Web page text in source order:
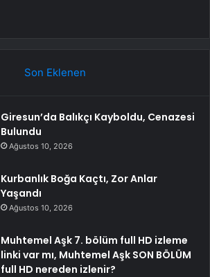
Son Eklenen
Giresun’da Balıkçı Kayboldu, Cenazesi
Bulundu
Ağustos 10, 2026
Kurbanlık Boğa Kaçtı, Zor Anlar
Yaşandı
Ağustos 10, 2026
Muhtemel Aşk 7. bölüm full HD izleme
linki var mı, Muhtemel Aşk SON BÖLÜM
full HD nereden izlenir?